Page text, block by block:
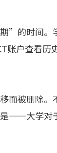
”的时间。
账户查看历
而被删除
——大学对